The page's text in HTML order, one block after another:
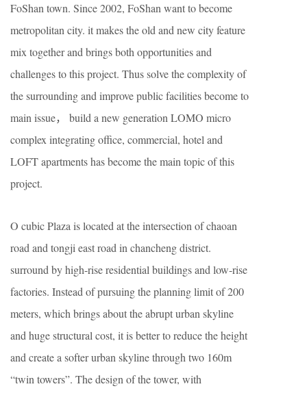
FoShan town. Since 2002, FoShan want to become
metropolitan city. it makes the old and new city feature
mix together and brings both opportunities and
challenges to this project. Thus solve the complexity of
the surrounding and improve public facilities become to
main issue， build a new generation LOMO micro
complex integrating office, commercial, hotel and
LOFT apartments has become the main topic of this
project.
O cubic Plaza is located at the intersection of chaoan
road and tongji east road in chancheng district.
surround by high-rise residential buildings and low-rise
factories. Instead of pursuing the planning limit of 200
meters, which brings about the abrupt urban skyline
and huge structural cost, it is better to reduce the height
and create a softer urban skyline through two 160m
“twin towers”. The design of the tower, with